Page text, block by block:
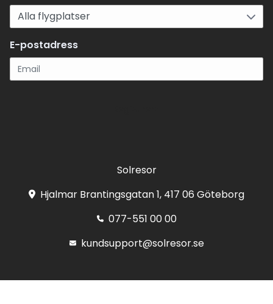
E-postadress
Solresor
Hjalmar Brantingsgatan 1, 417 06 Göteborg
077-551 00 00
kundsupport@solresor.se